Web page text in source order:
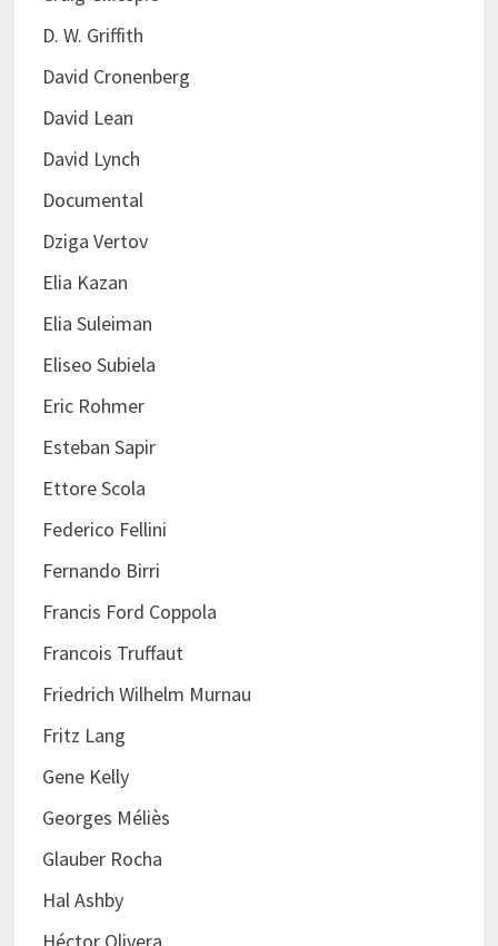
D. W. Griffith
David Cronenberg
David Lean
David Lynch
Documental
Dziga Vertov
Elia Kazan
Elia Suleiman
Eliseo Subiela
Eric Rohmer
Esteban Sapir
Ettore Scola
Federico Fellini
Fernando Birri
Francis Ford Coppola
Francois Truffaut
Friedrich Wilhelm Murnau
Fritz Lang
Gene Kelly
Georges Méliès
Glauber Rocha
Hal Ashby
Héctor Olivera